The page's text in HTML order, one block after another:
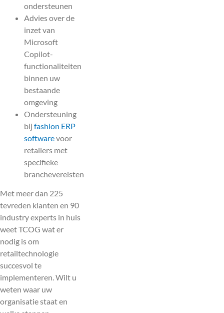
ondersteunen
Advies over de
inzet van
Microsoft
Copilot-
functionaliteiten
binnen uw
bestaande
omgeving
Ondersteuning
bij fashion ERP
softwarevoor
retailers met
specifieke
branchevereisten
Met meer dan 225
tevreden klanten en 90
industry experts in huis
weet TCOG wat er
nodig is om
retailtechnologie
succesvol te
implementeren. Wilt u
weten waar uw
organisatie staat en